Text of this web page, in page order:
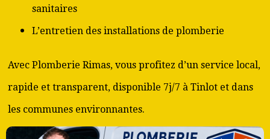
sanitaires
L’entretien des installations de plomberie
Avec Plomberie Rimas, vous profitez d’un service local,
rapide et transparent, disponible 7j/7 à Tinlot et dans
les communes environnantes.